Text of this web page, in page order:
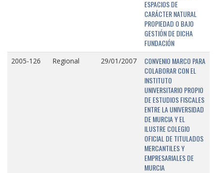
ESPACIOS DE
CARÁCTER NATURAL
PROPIEDAD O BAJO
GESTIÓN DE DICHA
FUNDACIÓN
2005-126 Regional 29/01/2007
CONVENIO MARCO PARA
COLABORAR CON EL
INSTITUTO
UNIVERSITARIO PROPIO
DE ESTUDIOS FISCALES
ENTRE LA UNIVERSIDAD
DE MURCIA Y EL
ILUSTRE COLEGIO
OFICIAL DE TITULADOS
MERCANTILES Y
EMPRESARIALES DE
MURCIA